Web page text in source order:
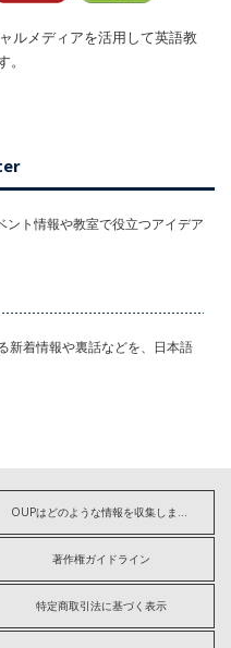
ルメディアを活用して英語教
ント情報や教室で役立つアイデア
着情報や裏話などを、日本語
OUPはどのような情報を収集しますか?
著作権ガイドライン
特定商取引法に基づく表示